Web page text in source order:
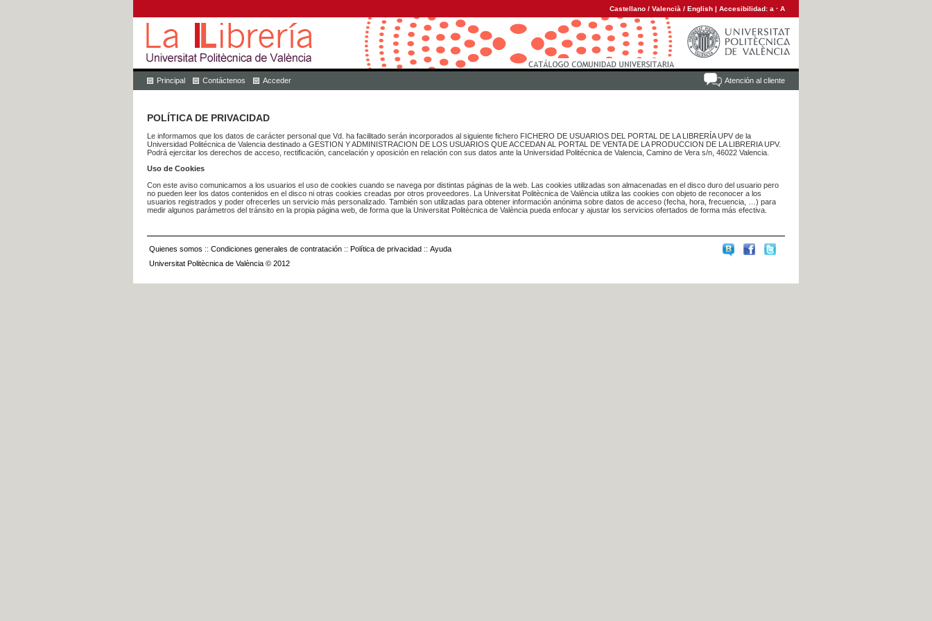
Castellano / Valencià / English | Accesibilidad: a · A
Atención al cliente
Principal Contáctenos Acceder
POLÍTICA DE PRIVACIDAD
Le informamos que los datos de carácter personal que Vd. ha facilitado serán incorporados al siguiente fichero FICHERO DE USUARIOS DEL PORTAL DE LA LIBRERÍA UPV de la
Universidad Politécnica de Valencia destinado a GESTION Y ADMINISTRACION DE LOS USUARIOS QUE ACCEDAN AL PORTAL DE VENTA DE LA PRODUCCION DE LA LIBRERIA UPV.
Podrá ejercitar los derechos de acceso, rectificación, cancelación y oposición en relación con sus datos ante la Universidad Politécnica de Valencia, Camino de Vera s/n, 46022 Valencia.
Uso de Cookies
Con este aviso comunicamos a los usuarios el uso de cookies cuando se navega por distintas páginas de la web. Las cookies utilizadas son almacenadas en el disco duro del usuario pero
no pueden leer los datos contenidos en el disco ni otras cookies creadas por otros proveedores. La Universitat Politècnica de València utiliza las cookies con objeto de reconocer a los
usuarios registrados y poder ofrecerles un servicio más personalizado. También son utilizadas para obtener información anónima sobre datos de acceso (fecha, hora, frecuencia, …) para
medir algunos parámetros del tránsito en la propia página web, de forma que la Universitat Politècnica de València pueda enfocar y ajustar los servicios ofertados de forma más efectiva.
Quienes somos :: Condiciones generales de contratación :: Política de privacidad :: Ayuda
Universitat Politècnica de València © 2012